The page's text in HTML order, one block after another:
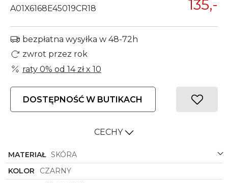
A01X6168E45019CR18 135,-
bezpłatna wysyłka w 48-72h
zwrot przez rok
raty 0% od 14 złx 10
DOSTĘPNOŚĆ W BUTIKACH
CECHY
MATERIAŁ SKÓRA
KOLOR
CZARNY